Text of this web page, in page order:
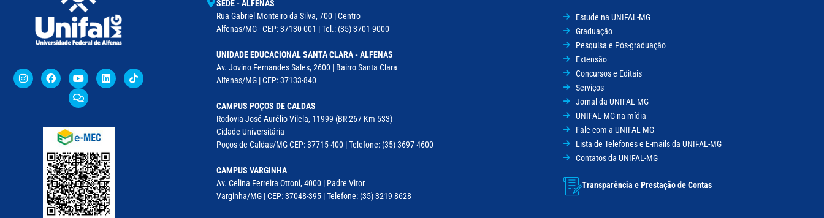
SEDE - ALFENAS
Rua Gabriel Monteiro da Silva, 700 | Centro
Alfenas/MG - CEP: 37130-001 | Tel.: (35) 3701-9000
UNIDADE EDUCACIONAL SANTA CLARA - ALFENAS
Av. Jovino Fernandes Sales, 2600 | Bairro Santa Clara
Alfenas/MG | CEP: 37133-840
CAMPUS POÇOS DE CALDAS
Rodovia José Aurélio Vilela, 11999 (BR 267 Km 533)
Cidade Universitária
Poços de Caldas/MG CEP: 37715-400 | Telefone: (35) 3697-4600
CAMPUS VARGINHA
Av. Celina Ferreira Ottoni, 4000 | Padre Vitor
Varginha/MG | CEP: 37048-395 | Telefone: (35) 3219 8628
Estude na UNIFAL-MG
Graduação
Pesquisa e Pós-graduação
Extensão
Concursos e Editais
Serviços
Jornal da UNIFAL-MG
UNIFAL-MG na mídia
Fale com a UNIFAL-MG
Lista de Telefones e E-mails da UNIFAL-MG
Contatos da UNIFAL-MG
Transparência e Prestação de Contas